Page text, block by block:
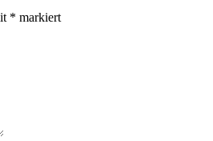
* markiert